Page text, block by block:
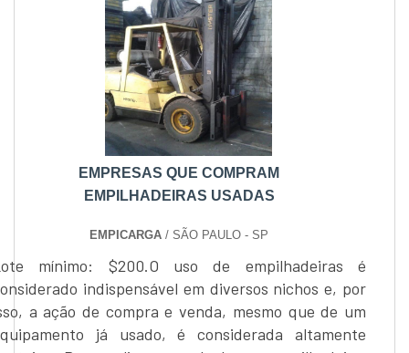
EMPRESAS QUE COMPRAM
EMPILHADEIRAS USADAS
EMPICARGA / SÃO PAULO - SP
mínimo: $200.O uso de empilhadeiras é
indispensável em diversos nichos e, por
a ação de compra e venda, mesmo que de um
já usado, é considerada altamente